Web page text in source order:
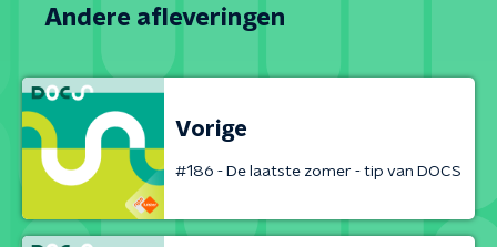
Andere afleveringen
Vorige
#186 - De laatste zomer - tip van DOCS